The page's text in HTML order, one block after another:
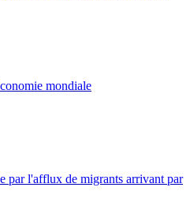
mondiale
par l'afflux de migrants arrivant par